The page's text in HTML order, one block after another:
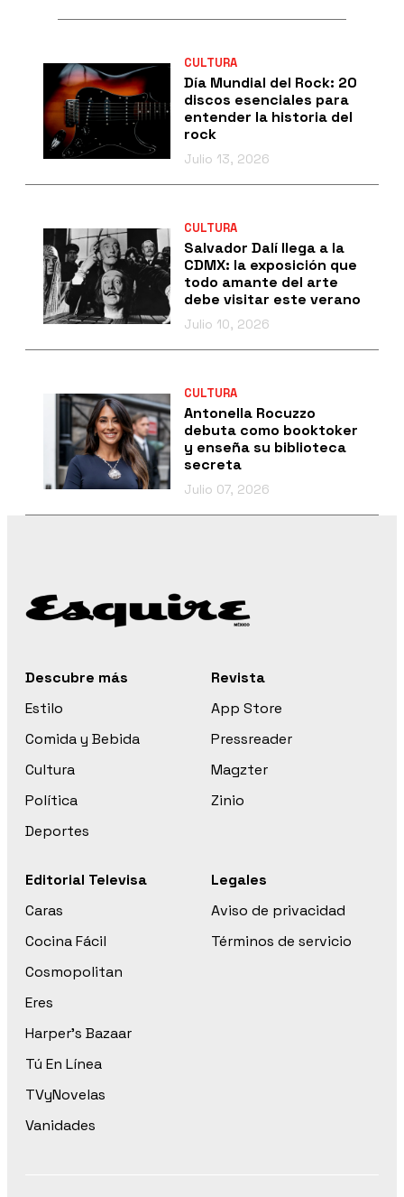
CULTURA
Día Mundial del Rock: 20
discos esenciales para
entender la historia del
rock
Julio 13, 2026
CULTURA
Salvador Dalí llega a la
CDMX: la exposición que
todo amante del arte
debe visitar este verano
Julio 10, 2026
CULTURA
Antonella Rocuzzo
debuta como booktoker
y enseña su biblioteca
secreta
Julio 07, 2026
Descubre más
Estilo
Comida y Bebida
Cultura
Política
Deportes
Revista
App Store
Pressreader
Magzter
Zinio
Editorial Televisa
Caras
Cocina Fácil
Cosmopolitan
Eres
Harper’s Bazaar
Tú En Línea
TVyNovelas
Vanidades
Legales
Aviso de privacidad
Términos de servicio